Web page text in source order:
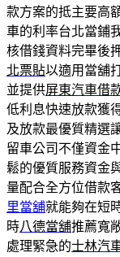
款方案的抵主要高
車的利率台北當鋪
核借錢資料完畢後
北票貼以適用當舖
並提供屏東汽車借
低利息快速放款獲
及放款最優質精選
留車公司不僅資金
鬆的優質服務資金
量配合全方位借款
里當舖就能夠在短
時八德當舖推薦寬
處理緊急的士林汽